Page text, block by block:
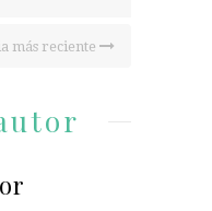
más reciente